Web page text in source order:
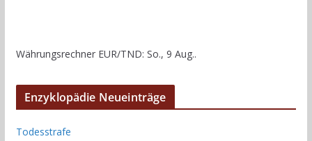
Währungsrechner EUR/TND: So., 9 Aug..
Enzyklopädie Neueinträge
Todesstrafe